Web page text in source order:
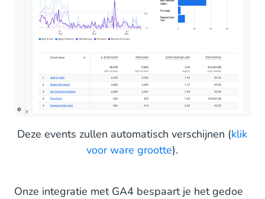
Deze events zullen automatisch verschijnen (klik
voor ware grootte).
Onze integratie met GA4 bespaart je het gedoe